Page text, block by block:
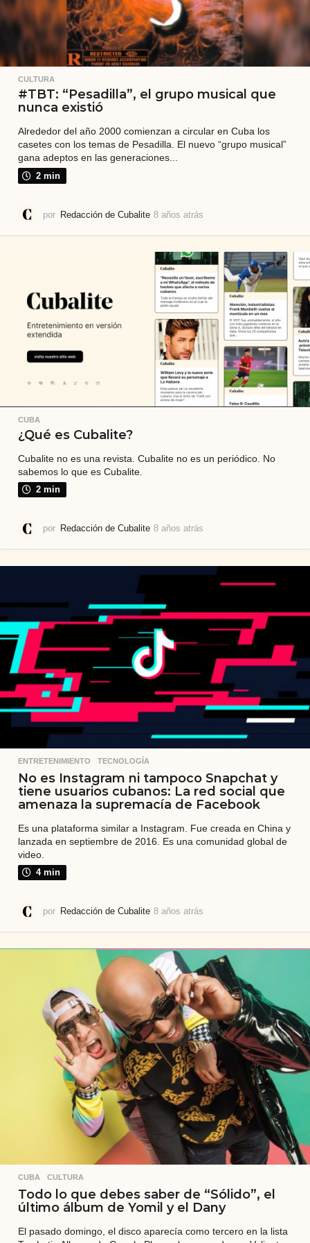
CULTURA
#TBT: “Pesadilla”, el grupo musical que
nunca existió
Alrededor del año 2000 comienzan a circular en Cuba los
casetes con los temas de Pesadilla. El nuevo “grupo musical”
gana adeptos en las generaciones...
2 min
por Redacción de Cubalite 8 años atrás
o
s
a
r
á
CUBA
¿Qué es Cubalite?
Cubalite no es una revista. Cubalite no es un periódico. No
sabemos lo que es Cubalite.
2 min
por Redacción de Cubalite 8 años atrás
o
r
s
ENTRETENIMIENTO ,TECNOLOGÍA
No es Instagram ni tampoco Snapchat y
tiene usuarios cubanos: La red social que
amenaza la supremacía de Facebook
Es una plataforma similar a Instagram. Fue creada en China y
lanzada en septiembre de 2016. Es una comunidad global de
video.
4 min
por Redacción de Cubalite 8 años atrás
o
s
a
t
r
á
s
CUBA ,CULTURA
Todo lo que debes saber de “Sólido”, el
último álbum de Yomil y el Dany
El pasado domingo, el disco aparecía como tercero en la lista